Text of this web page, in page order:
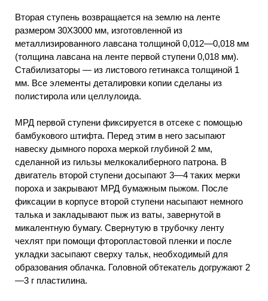
Вторая ступень возвращается на землю на ленте
размером 30X3000 мм, изготовленной из
металлизированного лавсана толщиной 0,012—0,018 мм
(толщина лавсана на ленте первой ступени 0,018 мм).
Стабилизаторы — из листового гетинакса толщиной 1
мм. Все элементы деталировки копии сделаны из
полистирола или целлулоида.
МРД первой ступени фиксируется в отсеке с помощью
бамбукового штифта. Перед этим в него засыпают
навеску дымного пороха меркой глубиной 2 мм,
сделанной из гильзы мелкокалиберного патрона. В
двигатель второй ступени досыпают 3—4 таких мерки
пороха и закрывают МРД бумажным пыжом. После
фиксации в корпусе второй ступени насыпают немного
талька и закладывают пыж из ваты, завернутой в
микалентную бумагу. Свернутую в трубочку ленту
чехлят при помощи фторопластовой пленки и после
укладки засыпают сверху тальк, необходимый для
образования облачка. Головной обтекатель догружают 2
—3 г пластилина.